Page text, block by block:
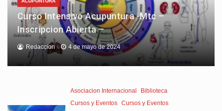
Curso Intensivo Acupuntura -Mtc –
Inscripcion Abierta –
Redaccion 4 de mayo de 2024
Asociacion Internacional
Biblioteca
Cursos y Eventos Cursos y Eventos